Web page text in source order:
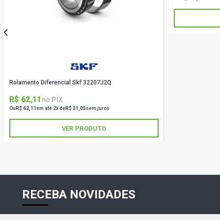
Rolamento Diferencial Skf 32207J2Q
R$ 62,11 no PIX
Ou R$ 62,11em até 2x deR$ 31,05sem juros
VER PRODUTO
RECEBA NOVIDADES